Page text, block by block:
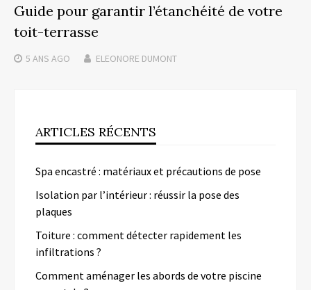
Guide pour garantir l’étanchéité de votre
toit-terrasse
5 ANS AGO ELEONORE DUMONT
ARTICLES RÉCENTS
Spa encastré : matériaux et précautions de pose
Isolation par l’intérieur : réussir la pose des
plaques
Toiture : comment détecter rapidement les
infiltrations ?
Comment aménager les abords de votre piscine